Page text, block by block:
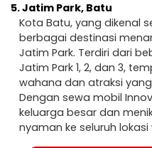
5.Jatim Park, Batu
Kota Batu, yang dikenal
berbagai destinasi
Jatim Park. Terdiri dari
Jatim Park 1, 2, dan 3,
wahana dan atraksi
Dengan sewa mobil
keluarga besar dan
nyaman ke seluruh